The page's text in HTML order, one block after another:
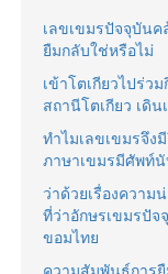
เลขเขมรปัจจุบันค
ยืมกลับใช่หรือไม่
เข้าโตเกียวไปร่ว
สถานีโตเกียว เดิ
ทำไมเลขเขมรจึง
ภาษาเขมรมีศัพท์
ว่าด้วยเรื่องความ
ที่ว่าอักษรเขมรปั
ขอมไทย
ความสัมพันธ์การ